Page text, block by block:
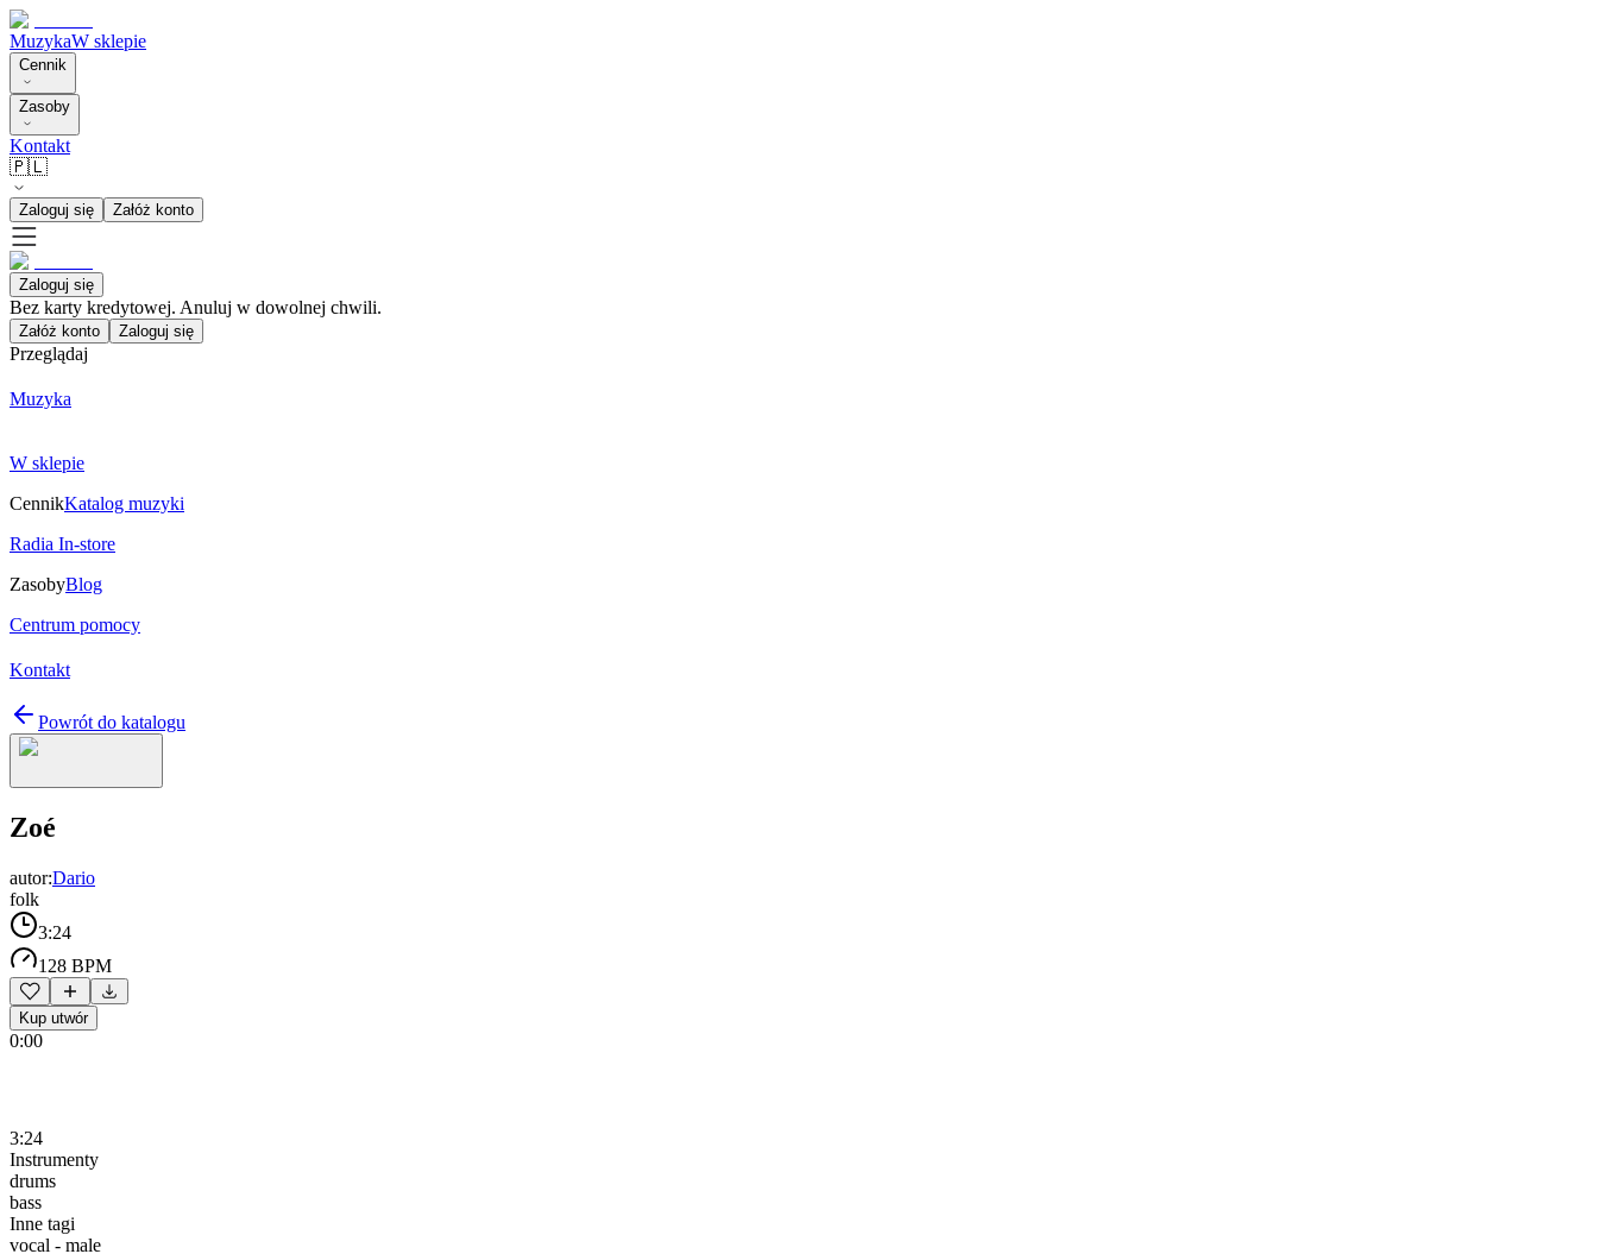
MuzykaW sklepie
Cennik
Zasoby
Kontakt
🇵🇱
Zaloguj się Załóż konto
Zaloguj się
Bez karty kredytowej. Anuluj w dowolnej chwili.
Załóż konto Zaloguj się
Przeglądaj
Muzyka
W sklepie
CennikKatalog muzyki
Radia In-store
ZasobyBlog
Centrum pomocy
Kontakt
Powrót do katalogu
Zoé
autor:Dario
folk
3:24
128 BPM
Kup utwór
0:00
3:24
Instrumenty
drums
bass
Inne tagi
vocal - male